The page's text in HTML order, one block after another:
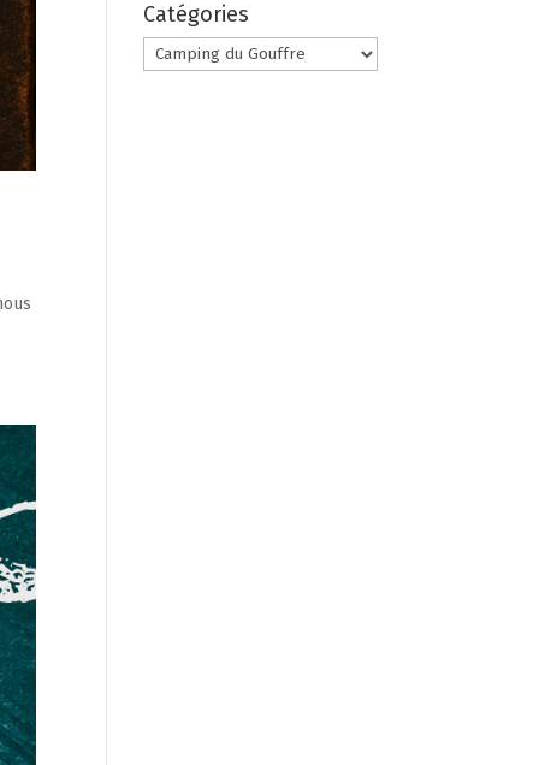
Chaudière
Appalaches
Catégories
Catégories